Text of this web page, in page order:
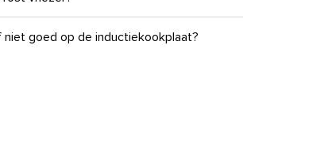
niet goed op de inductiekookplaat?